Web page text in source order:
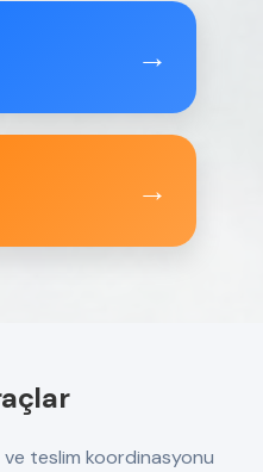
→
→
teslim koordinasyonu